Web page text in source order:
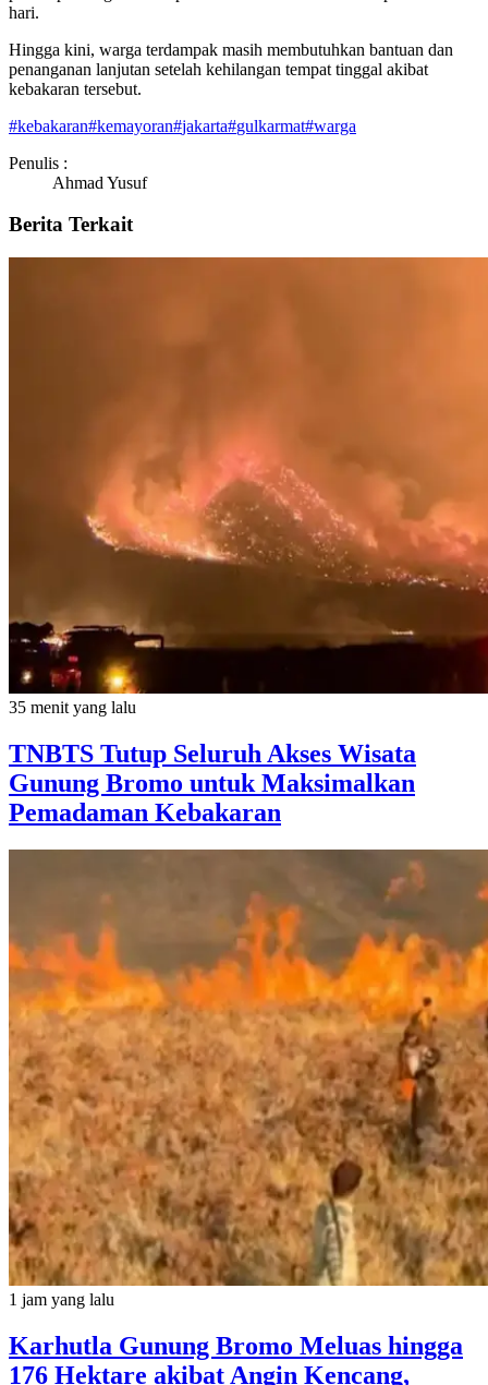
hari.
Hingga kini, warga terdampak masih membutuhkan bantuan dan
penanganan lanjutan setelah kehilangan tempat tinggal akibat
kebakaran tersebut.
#kebakaran#kemayoran#jakarta#gulkarmat#warga
Penulis :
Ahmad Yusuf
Berita Terkait
35 menit yang lalu
TNBTS Tutup Seluruh Akses Wisata
Gunung Bromo untuk Maksimalkan
Pemadaman Kebakaran
1 jam yang lalu
Karhutla Gunung Bromo Meluas hingga
176 Hektare akibat Angin Kencang,